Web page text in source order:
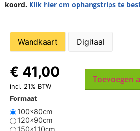
koord. Klik hier om ophangstrips te
Wandkaart Digitaal
Formaat
100x80cm
120x90cm
150x110cm
€ 41,00
incl. 21% BTW
Toevoegen